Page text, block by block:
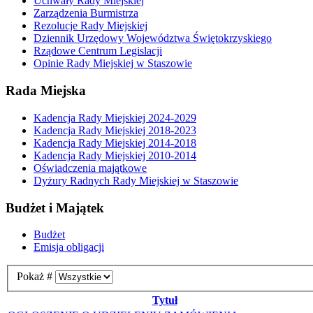
Zarządzenia Burmistrza
Rezolucje Rady Miejskiej
Dziennik Urzędowy Województwa Świętokrzyskiego
Rządowe Centrum Legislacji
Opinie Rady Miejskiej w Staszowie
Rada Miejska
Kadencja Rady Miejskiej 2024-2029
Kadencja Rady Miejskiej 2018-2023
Kadencja Rady Miejskiej 2014-2018
Kadencja Rady Miejskiej 2010-2014
Oświadczenia majątkowe
Dyżury Radnych Rady Miejskiej w Staszowie
Budżet i Majątek
Budżet
Emisja obligacji
Pokaż #
Tytuł